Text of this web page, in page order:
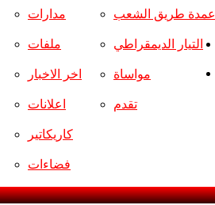
مدارات
ملفات
اخر الاخبار
اعلانات
كاريكاتير
فضاءات
اعمدة طريق الشعب
التيار الديمقراطي
مواساة
تقدم